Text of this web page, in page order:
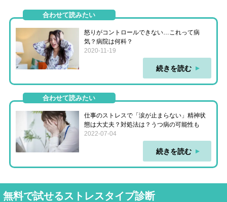
合わせて読みたい
怒りがコントロールできない…これって病
気？病院は何科？
2020-11-19
続きを読む
合わせて読みたい
仕事のストレスで「涙が止まらない」精神状
態は大丈夫？対処法は？うつ病の可能性も
2022-07-04
続きを読む
無料で試せるストレスタイプ診断